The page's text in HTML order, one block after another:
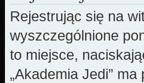
Rejestrując się na
wyszczególnione
to miejsce,
„Akademia Jedi”